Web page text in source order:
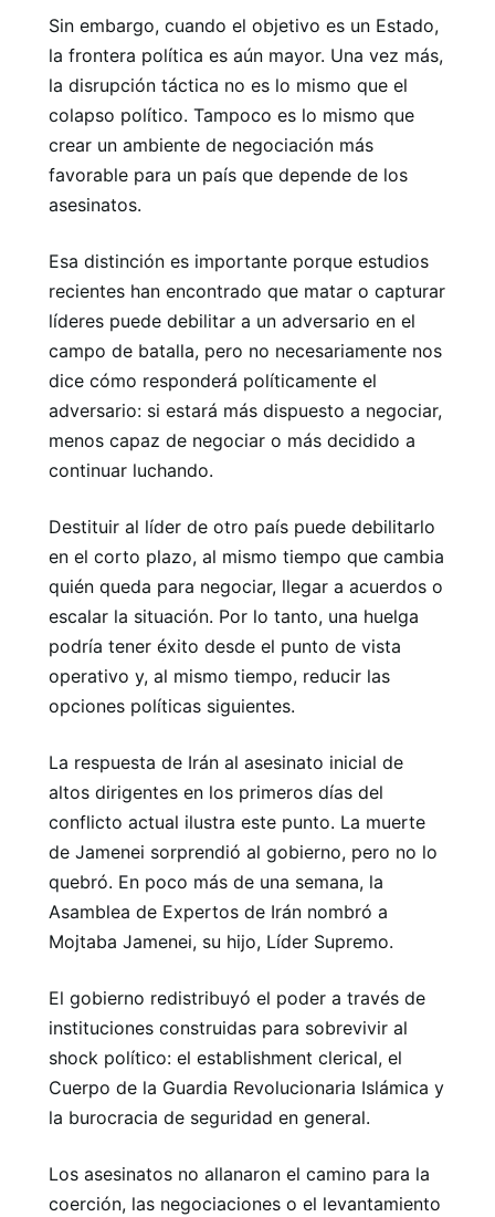
Sin embargo, cuando el objetivo es un Estado,
la frontera política es aún mayor. Una vez más,
la disrupción táctica no es lo mismo que el
colapso político. Tampoco es lo mismo que
crear un ambiente de negociación más
favorable para un país que depende de los
asesinatos.
Esa distinción es importante porque estudios
recientes han encontrado que matar o capturar
líderes puede debilitar a un adversario en el
campo de batalla, pero no necesariamente nos
dice cómo responderá políticamente el
adversario: si estará más dispuesto a negociar,
menos capaz de negociar o más decidido a
continuar luchando.
Destituir al líder de otro país puede debilitarlo
en el corto plazo, al mismo tiempo que cambia
quién queda para negociar, llegar a acuerdos o
escalar la situación. Por lo tanto, una huelga
podría tener éxito desde el punto de vista
operativo y, al mismo tiempo, reducir las
opciones políticas siguientes.
La respuesta de Irán al asesinato inicial de
altos dirigentes en los primeros días del
conflicto actual ilustra este punto. La muerte
de Jamenei sorprendió al gobierno, pero no lo
quebró. En poco más de una semana, la
Asamblea de Expertos de Irán nombró a
Mojtaba Jamenei, su hijo, Líder Supremo.
El gobierno redistribuyó el poder a través de
instituciones construidas para sobrevivir al
shock político: el establishment clerical, el
Cuerpo de la Guardia Revolucionaria Islámica y
la burocracia de seguridad en general.
Los asesinatos no allanaron el camino para la
coerción, las negociaciones o el levantamiento